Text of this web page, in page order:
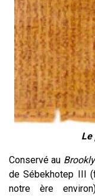
Le
Conservé au
de Sébekhotep III
notre ère